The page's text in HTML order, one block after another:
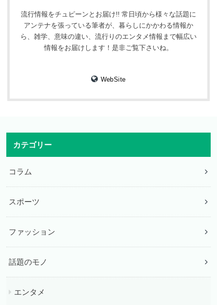
流行情報をチュピーンとお届け!! 常日頃から様々な話題に
アンテナを張っている筆者が、暮らしにかかわる情報か
ら、雑学、意味の違い、流行りのエンタメ情報まで幅広い
情報をお届けします！是非ご覧下さいね。
WebSite
カテゴリー
コラム
スポーツ
ファッション
話題のモノ
エンタメ